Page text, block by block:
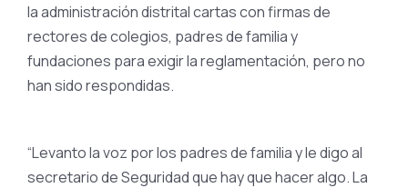
la administración distrital cartas con firmas de
rectores de colegios, padres de familia y
fundaciones para exigir la reglamentación, pero no
han sido respondidas.
“Levanto la voz por los padres de familia y le digo al
secretario de Seguridad que hay que hacer algo. La